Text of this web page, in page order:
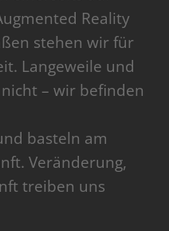
Reality
stehen wir für
Langeweile und
– wir befinden
basteln am
Veränderung,
treiben uns